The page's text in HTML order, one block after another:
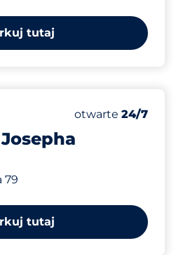
tutaj
79
Liczba miejsc
Całkowita
Sobota
otwarte 24/7
tutaj